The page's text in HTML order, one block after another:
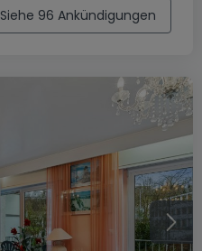
Siehe 96 Ankündigungen